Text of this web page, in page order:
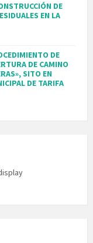
DE
EN LA
DE
DE CAMINO
SITO EN
DE TARIFA